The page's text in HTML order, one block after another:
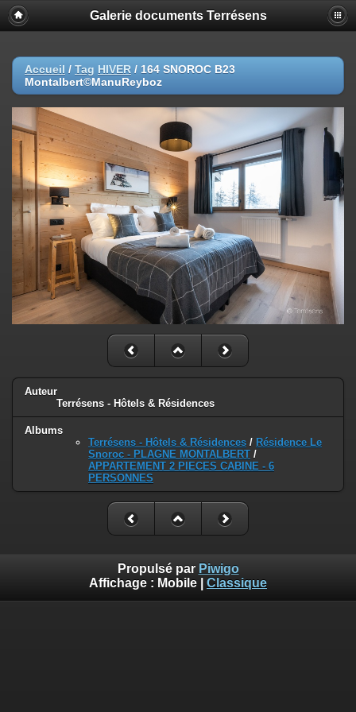
Galerie documents Terrésens
Accueil / Tag HIVER / 164 SNOROC B23
Montalbert©ManuReyboz
Auteur
Terrésens - Hôtels & Résidences
Albums
Terrésens - Hôtels & Résidences / Résidence Le
Snoroc - PLAGNE MONTALBERT /
APPARTEMENT 2 PIECES CABINE - 6
PERSONNES
Propulsé par Piwigo
Affichage : Mobile Classique